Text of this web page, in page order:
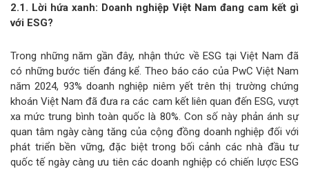
2.1. Lời hứa xanh: Doanh nghiệp Việt Nam đang cam kết gì
với ESG?
Trong những năm gần đây, nhận thức về ESG tại Việt Nam đã
có những bước tiến đáng kể. Theo báo cáo của PwC Việt Nam
năm 2024, 93% doanh nghiệp niêm yết trên thị trường chứng
khoán Việt Nam đã đưa ra các cam kết liên quan đến ESG, vượt
xa mức trung bình toàn quốc là 80%. Con số này phản ánh sự
quan tâm ngày càng tăng của cộng đồng doanh nghiệp đối với
phát triển bền vững, đặc biệt trong bối cảnh các nhà đầu tư
quốc tế ngày càng ưu tiên các doanh nghiệp có chiến lược ESG